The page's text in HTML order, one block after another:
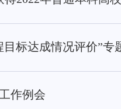
目标达成情况评价”专
作例会